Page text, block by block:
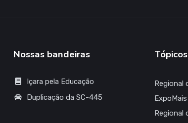
Nossas bandeiras
Içara pela Educação
Duplicação da SC-445
Tópicos
Regional
Regional